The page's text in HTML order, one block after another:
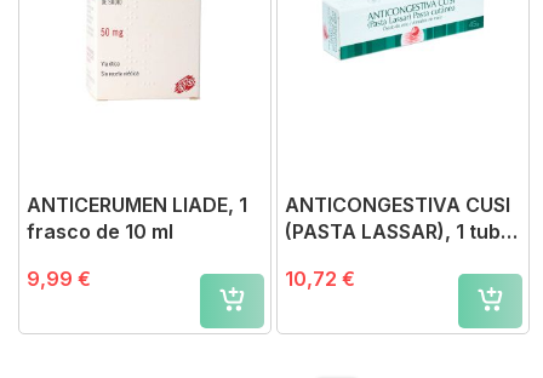
ANTICERUMEN LIADE, 1
frasco de 10 ml
9,99 €
ANTICONGESTIVA CUSI
(PASTA LASSAR), 1 tubo
10,72 €